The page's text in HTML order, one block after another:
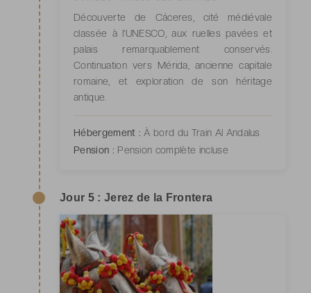
Découverte de Cáceres, cité médiévale
classée à l'UNESCO, aux ruelles pavées et
palais remarquablement conservés.
Continuation vers Mérida, ancienne capitale
romaine, et exploration de son héritage
antique.
Hébergement : À bord du Train Al Andalus
Pension : Pension complète incluse
Jour 5 : Jerez de la Frontera